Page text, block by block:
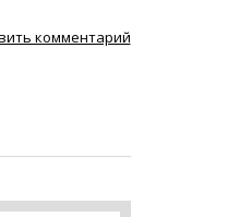
комментарий